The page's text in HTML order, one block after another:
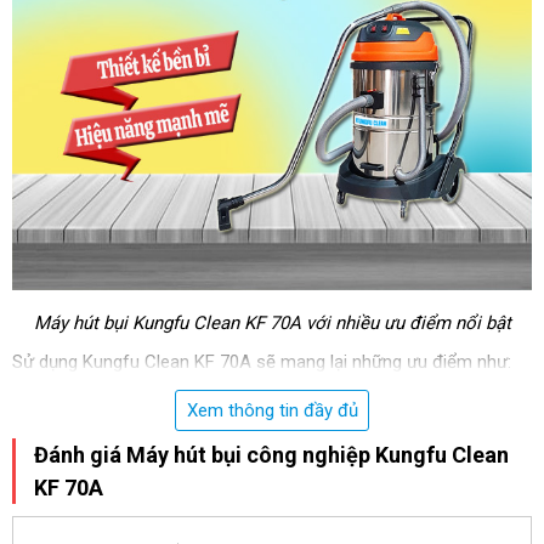
Máy hút bụi Kungfu Clean KF 70A với nhiều ưu điểm nổi bật
Sử dụng Kungfu Clean KF 70A sẽ mang lại những ưu điểm như:
Các bánh xe dễ dàng di chuyển đến các bề mặt khác nhau
Là một máy hút bụi nhà xưởng với 2 mô tơ nên không khó hiểu
khimáy hút bui Kungfu Clean
nhỉnh hơn những chiếc máy hút bụi loại nhỏ. Tuy nhiên, model
Xem thông tin đầy đủ
Đánh giá Máy hút bụi công nghiệp Kungfu Clean
KF 70A